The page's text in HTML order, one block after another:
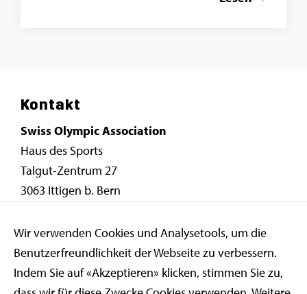
Kontakt
Swiss Olympic Association
Haus des Sports
Talgut-Zentrum 27
3063 Ittigen b. Bern
Wir verwenden Cookies und Analysetools, um die
Benutzerfreundlichkeit der Webseite zu verbessern.
Indem Sie auf «Akzeptieren» klicken, stimmen Sie zu,